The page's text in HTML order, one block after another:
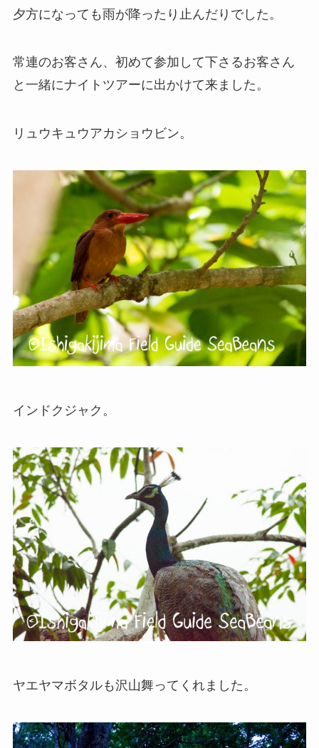
夕方になっても雨が降ったり止んだりでした。
常連のお客さん、初めて参加して下さるお客さん
と一緒にナイトツアーに出かけて来ました。
リュウキュウアカショウビン。
インドクジャク。
ヤエヤマボタルも沢山舞ってくれました。